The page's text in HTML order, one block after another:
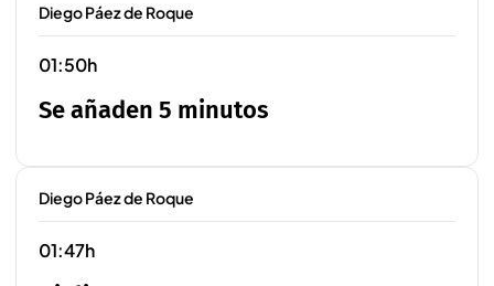
Diego Páez de Roque
01:50h
Se añaden 5 minutos
Diego Páez de Roque
01:47h